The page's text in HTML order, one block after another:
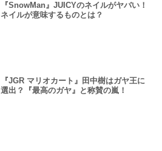
『SnowMan』JUICYのネイルがヤバい！
ネイルが意味するものとは？
『JGR マリオカート』田中樹はガヤ王に
選出？『最高のガヤ』と称賛の嵐！